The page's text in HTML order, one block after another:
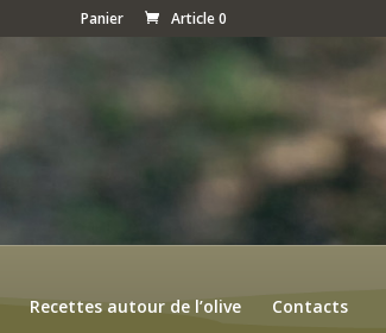
Panier Article 0
Recettes autour de l’olive Contacts